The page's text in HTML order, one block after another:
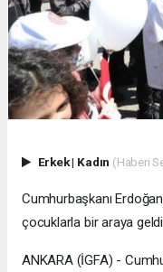
Erkek| Kadın (Haberi
Cumhurbaşkanı
çocuklarla bir araya
ANKARA (İGFA) -